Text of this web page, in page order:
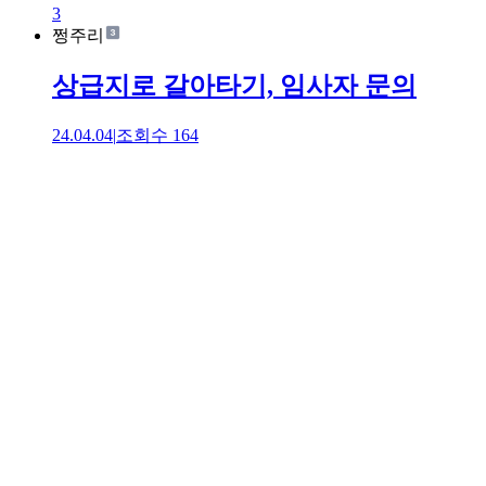
3
쩡주리
상급지로 갈아타기, 임사자 문의
24.04.04|조회수 164